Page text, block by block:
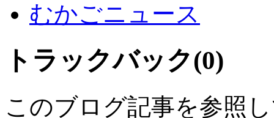
むかごニュース
トラックバック(0)
このブログ記事を参照